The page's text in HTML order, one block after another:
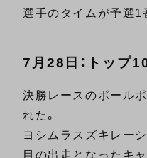
選手のタイムが予選1
7月28日：トップ
決勝レースのポール
れた。
ヨシムラスズキレー
目の出走となったキ